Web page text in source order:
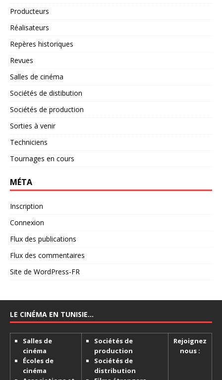
Producteurs
Réalisateurs
Repères historiques
Revues
Salles de cinéma
Sociétés de distibution
Sociétés de production
Sorties à venir
Techniciens
Tournages en cours
MÉTA
Inscription
Connexion
Flux des publications
Flux des commentaires
Site de WordPress-FR
LE CINÉMA EN TUNISIE…
Salles de
cinéma
Écoles de
cinéma
Sociétés de
production
Sociétés de
distribution
Rejoignez
nous :